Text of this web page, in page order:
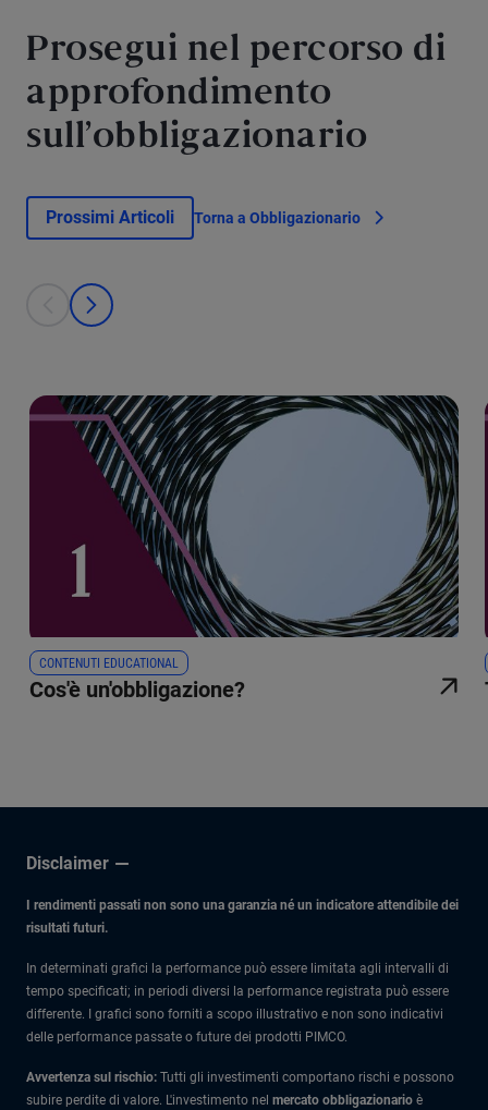
Prosegui nel percorso di
approfondimento
sull’obbligazionario
Prossimi Articoli Torna a Obbligazionario
This is a carousel with individual cards. Use the previous and next
prev
next
CONTENUTI EDUCATIONAL
Cos'è un'obbligazione?
Disclaimer
I rendimenti passati non sono una garanzia né un indicatore attendibile dei
risultati futuri.
In determinati grafici la performance può essere limitata agli intervalli di
tempo specificati; in periodi diversi la performance registrata può essere
differente. I grafici sono forniti a scopo illustrativo e non sono indicativi
delle performance passate o future dei prodotti PIMCO.
Avvertenza sul rischio: Tutti gli investimenti comportano rischi e possono
subire perdite di valore. L'investimento nel mercato obbligazionario è